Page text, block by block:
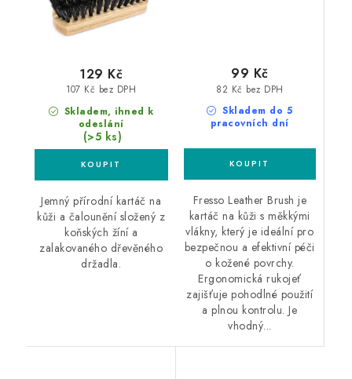
Skladem, ihned k
odeslání
(>5 ks)
107 Kč bez DPH
129 Kč
Jemný přírodní kartáč na
kůži a čalounění složený z
koňských žíní a
zalakovaného dřevěného
držadla.
Skladem do 5
pracovních dní
82 Kč bez DPH
99 Kč
Fresso Leather Brush je
kartáč na kůži s měkkými
vlákny, který je ideální pro
bezpečnou a efektivní péči
o kožené povrchy.
Ergonomická rukojeť
zajišťuje pohodlné použití
a plnou kontrolu. Je
vhodný...